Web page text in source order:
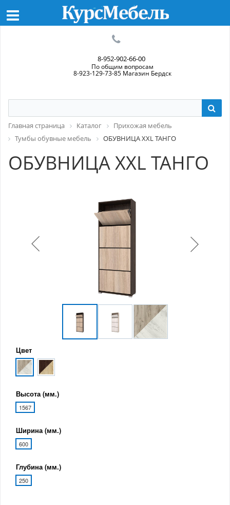
8-952-902-66-00
По общим вопросам
8-923-129-73-85 Магазин Бердск
Главная страница Каталог
Прихожая мебель
Тумбы обувные мебель
ОБУВНИЦА ХXL ТАНГО
ОБУВНИЦА ХXL ТАНГО
Цвет
Высота (мм.)
1567
Ширина (мм.)
600
Глубина (мм.)
250